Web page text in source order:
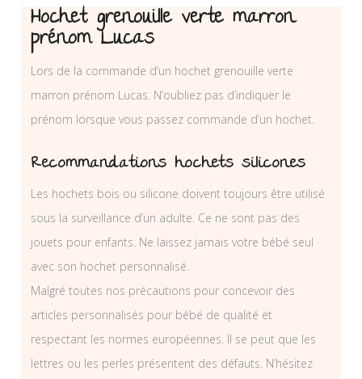
Hochet grenouille verte marron
prénom Lucas
Lors de la commande d’un hochet grenouille verte
marron prénom Lucas. N’oubliez pas d’indiquer le
prénom lorsque vous passez commande d’un hochet.
Recommandations hochets silicones
Les hochets bois ou silicone doivent toujours être utilisé
sous la surveillance d’un adulte. Ce ne sont pas des
jouets pour enfants. Ne laissez jamais votre bébé seul
avec son hochet personnalisé.
Malgré toutes nos précautions pour concevoir des
articles personnalisés pour bébé de qualité et
respectant les normes européennes. Il se peut que les
lettres ou les perles présentent des défauts. N’hésitez